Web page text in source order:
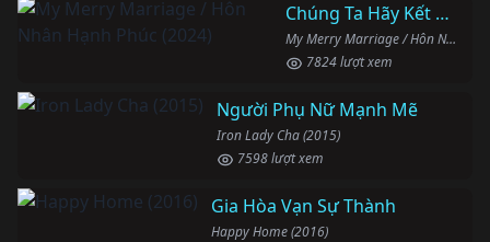
Chúng Ta Hãy Kết Hôn Nhé
My Merry Marriage / Hôn Nhân Hạnh Phúc (2024)
7824 lượt xem
Người Phụ Nữ Mạnh Mẽ
Iron Lady Cha (2015)
7598 lượt xem
Gia Hòa Vạn Sự Thành
Happy Home (2016)